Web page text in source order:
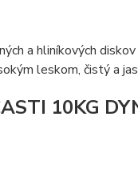
a hliníkových
leskom, čistý a
10KG